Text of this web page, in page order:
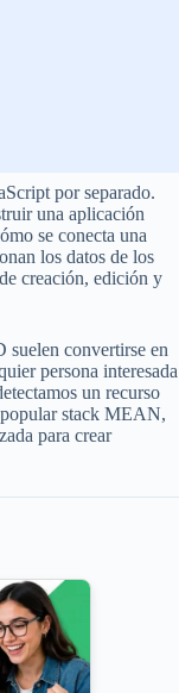
por separado.
una aplicación
se conecta una
los datos de los
creación, edición y
suelen convertirse en
persona interesada
un recurso
stack MEAN,
para crear